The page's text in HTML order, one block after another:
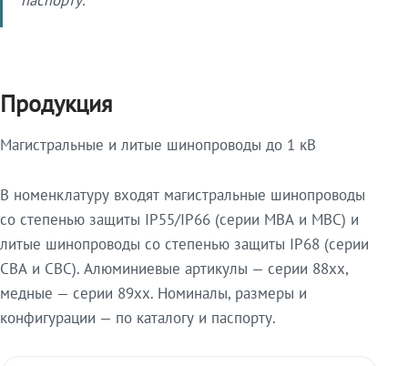
Продукция
Магистральные и литые шинопроводы до 1 кВ
В номенклатуру входят магистральные шинопроводы
со степенью защиты IP55/IP66 (серии МВА и МВС) и
литые шинопроводы со степенью защиты IP68 (серии
СВА и СВС). Алюминиевые артикулы — серии 88xx,
медные — серии 89xx. Номиналы, размеры и
конфигурации — по каталогу и паспорту.